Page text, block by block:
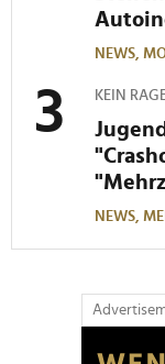
NEWS,
KEIN
NEWS,